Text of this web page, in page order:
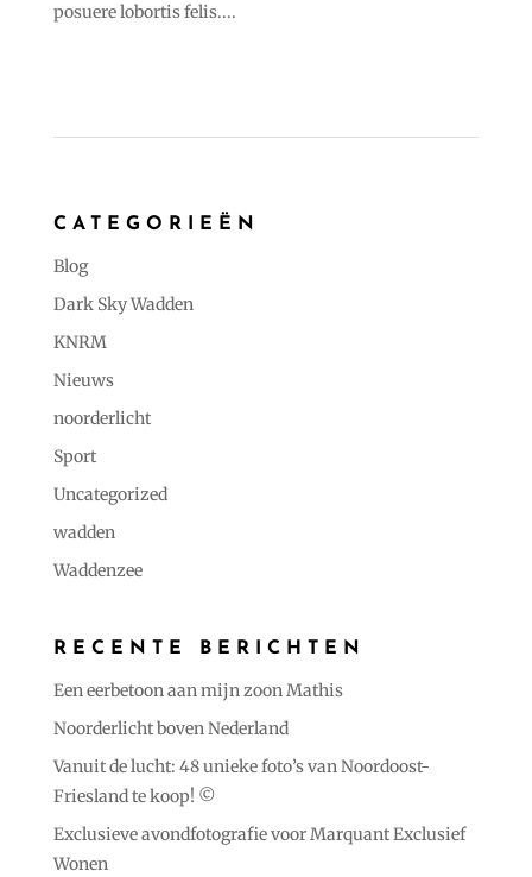
posuere lobortis felis....
CATEGORIEËN
Blog
Dark Sky Wadden
KNRM
Nieuws
noorderlicht
Sport
Uncategorized
wadden
Waddenzee
RECENTE BERICHTEN
Een eerbetoon aan mijn zoon Mathis
Noorderlicht boven Nederland
Vanuit de lucht: 48 unieke foto’s van Noordoost-
Friesland te koop! ©️
Exclusieve avondfotografie voor Marquant Exclusief
Wonen